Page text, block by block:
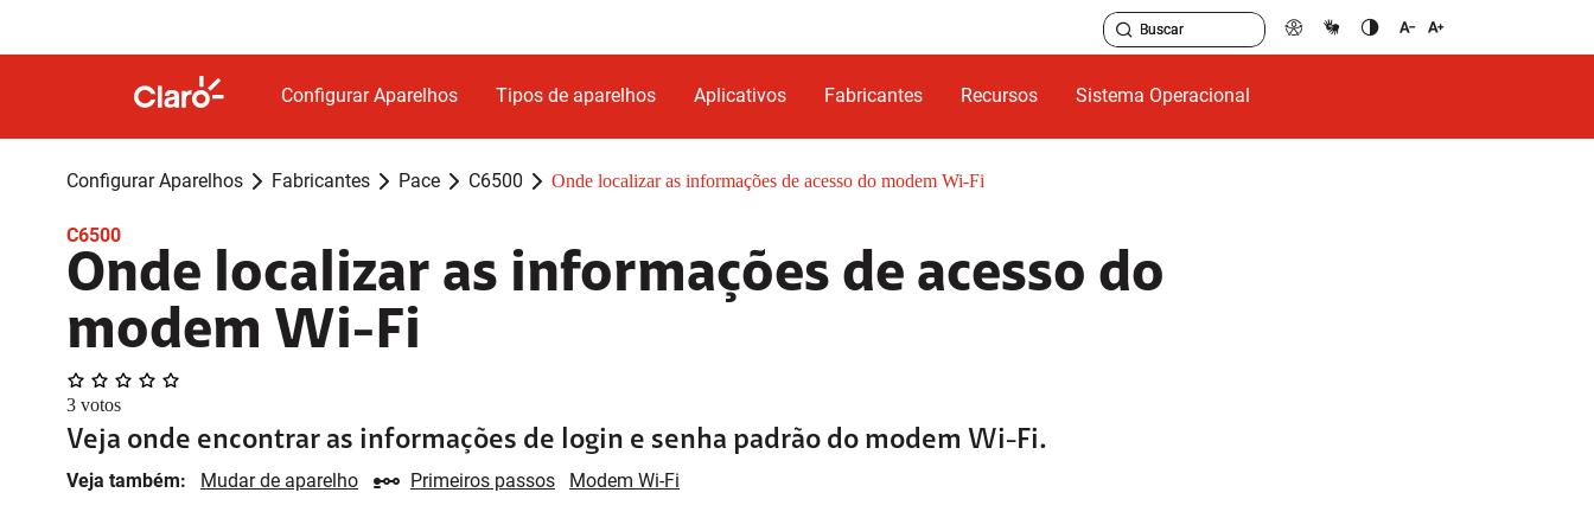
Configurar Aparelhos Tipos de aparelhos Aplicativos Fabricantes Recursos Sistema Operacional
Configurar Aparelhos Fabricantes Pace C6500 Onde localizar as informações de acesso do modem Wi-Fi
C6500
Onde localizar as informações de acesso do
modem Wi-Fi
3 votos
Veja onde encontrar as informações de login e senha padrão do modem Wi-Fi.
Veja também: Mudar de aparelho Primeiros passos Modem Wi-Fi